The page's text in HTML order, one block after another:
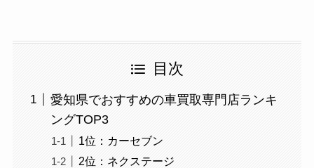
目次
愛知県でおすすめの車買取専門店ランキ
ングTOP3
1位：カーセブン
2位：ネクステージ